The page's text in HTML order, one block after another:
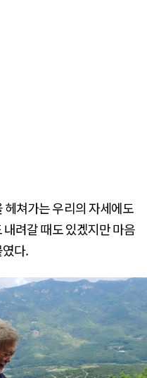
쳐가는 우리의 자세에도
려갈 때도 있겠지만 마음
다.